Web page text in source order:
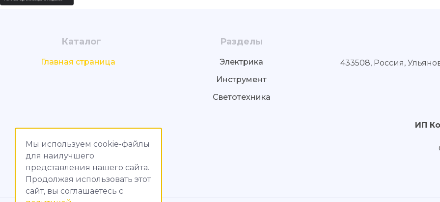
Мы используем cookie-файлы
для наилучшего
представления нашего сайта.
Продолжая использовать этот
сайт, вы соглашаетесь c
Каталог
Главная страница
Разделы
Электрика
Инструмент
Светотехника
433508, Россия,
ИП